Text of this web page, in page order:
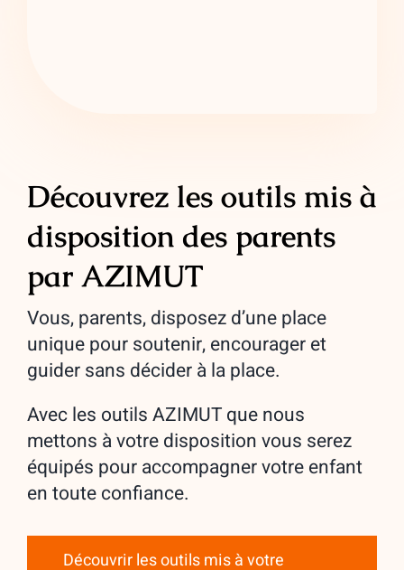
Découvrez les outils mis à
disposition des parents
par AZIMUT
Vous, parents, disposez d’une place
unique pour soutenir, encourager et
guider sans décider à la place.
Avec les outils AZIMUT que nous
mettons à votre disposition vous serez
équipés pour accompagner votre enfant
en toute confiance.
Découvrir les outils mis à votre